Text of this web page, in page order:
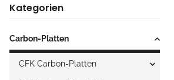
Kategorien
Carbon-Platten
CFK Carbon-Platten